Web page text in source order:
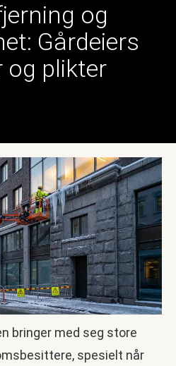
og
Gårdeiers
og plikter
bringer med seg store
spesielt når